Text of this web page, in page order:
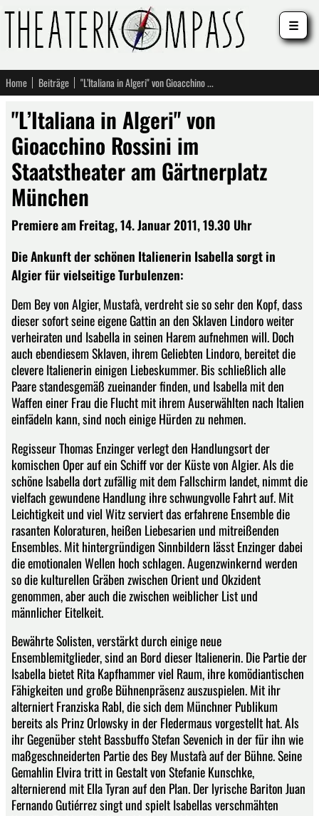
Home Beiträge "L’Italiana in Algeri" von Gioacchino Rossini im Staatstheater am Gärtnerplatz München
"L’Italiana in Algeri" von
Gioacchino Rossini im
Staatstheater am Gärtnerplatz
München
Premiere am Freitag, 14. Januar 2011, 19.30 Uhr
Die Ankunft der schönen Italienerin Isabella sorgt in
Algier für vielseitige Turbulenzen:
Dem Bey von Algier, Mustafà, verdreht sie so sehr den Kopf, dass
dieser sofort seine eigene Gattin an den Sklaven Lindoro weiter
verheiraten und Isabella in seinen Harem aufnehmen will. Doch
auch ebendiesem Sklaven, ihrem Geliebten Lindoro, bereitet die
clevere Italienerin einigen Liebeskummer. Bis schließlich alle
Paare standesgemäß zueinander finden, und Isabella mit den
Waffen einer Frau die Flucht mit ihrem Auserwählten nach Italien
einfädeln kann, sind noch einige Hürden zu nehmen.
Regisseur Thomas Enzinger verlegt den Handlungsort der
komischen Oper auf ein Schiff vor der Küste von Algier. Als die
schöne Isabella dort zufällig mit dem Fallschirm landet, nimmt die
vielfach gewundene Handlung ihre schwungvolle Fahrt auf. Mit
Leichtigkeit und viel Witz serviert das erfahrene Ensemble die
rasanten Koloraturen, heißen Liebesarien und mitreißenden
Ensembles. Mit hintergründigen Sinnbildern lässt Enzinger dabei
die emotionalen Wellen hoch schlagen. Augenzwinkernd werden
so die kulturellen Gräben zwischen Orient und Okzident
genommen, aber auch die zwischen weiblicher List und
männlicher Eitelkeit.
Bewährte Solisten, verstärkt durch einige neue
Ensemblemitglieder, sind an Bord dieser Italienerin. Die Partie der
Isabella bietet Rita Kapfhammer viel Raum, ihre komödiantischen
Fähigkeiten und große Bühnenpräsenz auszuspielen. Mit ihr
alterniert Franziska Rabl, die sich dem Münchner Publikum
bereits als Prinz Orlowsky in der Fledermaus vorgestellt hat. Als
ihr Gegenüber steht Bassbuffo Stefan Sevenich in der für ihn wie
maßgeschneiderten Partie des Bey Mustafà auf der Bühne. Seine
Gemahlin Elvira tritt in Gestalt von Stefanie Kunschke,
alternierend mit Ella Tyran auf den Plan. Der lyrische Bariton Juan
Fernando Gutiérrez singt und spielt Isabellas verschmähten
☰